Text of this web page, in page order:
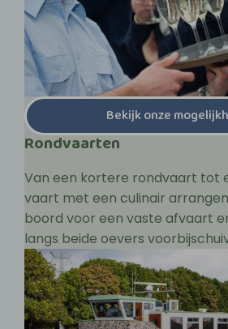
Bekijk onze
Rondvaarten
Van een kortere rondvaart tot
vaart met een culinair
boord voor een vaste afvaart
langs beide oevers